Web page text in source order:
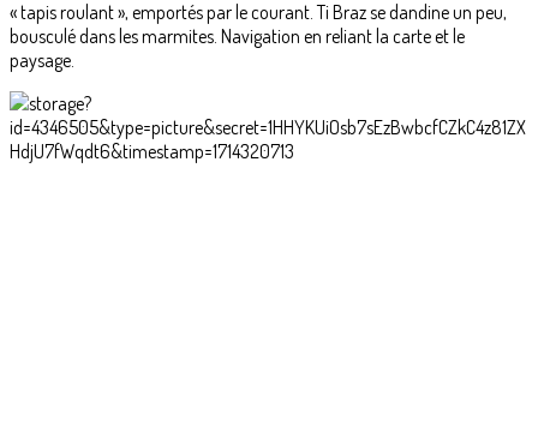
« tapis roulant », emportés par le courant. Ti Braz se dandine un peu,
bousculé dans les marmites. Navigation en reliant la carte et le
paysage.